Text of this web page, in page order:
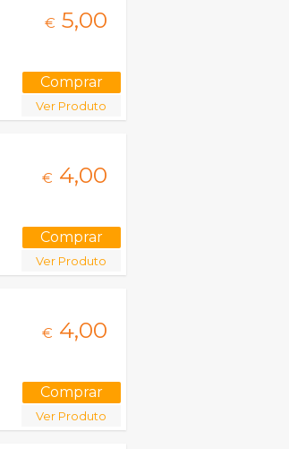
€ 5,00
Ver Produto
€ 4,00
Ver Produto
€ 4,00
Ver Produto